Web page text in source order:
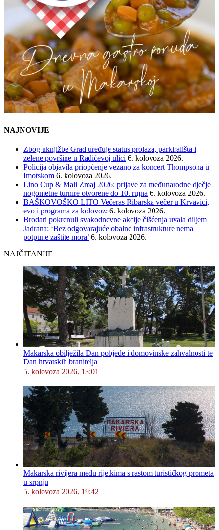
NAJNOVIJE
Zbog uknjižbe Grad uređuje status prolaza, parkirališta i
zelene površine u Radićevoj ulici 6. kolovoza 2026.
Policija objavila priopćenje vezano za koncert Thompsona u
Imotskom 6. kolovoza 2026.
Lino Cup & Mali Zmaj 2026: prijave za međunarodne dječje
nogometne turnire otvorene do 10. rujna 6. kolovoza 2026.
BAŠKOVOŠKO LITO Večeras Ribarska večer u Krvavici,
evo i programa za kolovoz: 6. kolovoza 2026.
Brodari pokrenuli svakodnevne akcije čišćenja uvala diljem
Jadrana: ‘Bez odgovarajuće obalne infrastrukture nema
potpune zaštite mora’ 6. kolovoza 2026.
NAJČITANIJE
Makarska obilježila Dan pobjede i domovinske zahvalnosti te
Dan hrvatskih branitelja
5. kolovoza 2026. 13:01
Makarska rivijera među rijetkima s rastom turističkog prometa
u srpnju
5. kolovoza 2026. 19:42